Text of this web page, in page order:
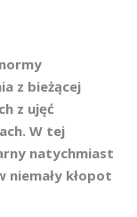
z bieżącej
z ujęć
W tej
natychmiast
niemały kłopot